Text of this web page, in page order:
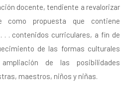
docente, tendiente a revalorizar
propuesta que contiene
. . contenidos curriculares, a fin de
de las formas culturales
de las posibilidades
maestros, niños y niñas.